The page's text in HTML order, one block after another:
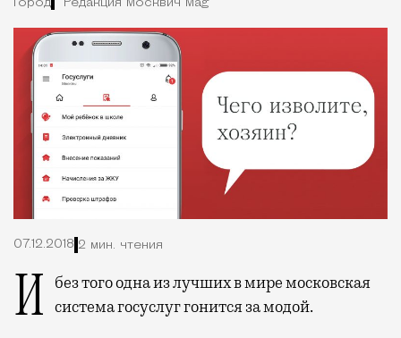
Город Редакция Москвич Mag
07.12.2018 2 мин. чтения
И без того одна из лучших в мире московская система госуслуг гонится за модой.